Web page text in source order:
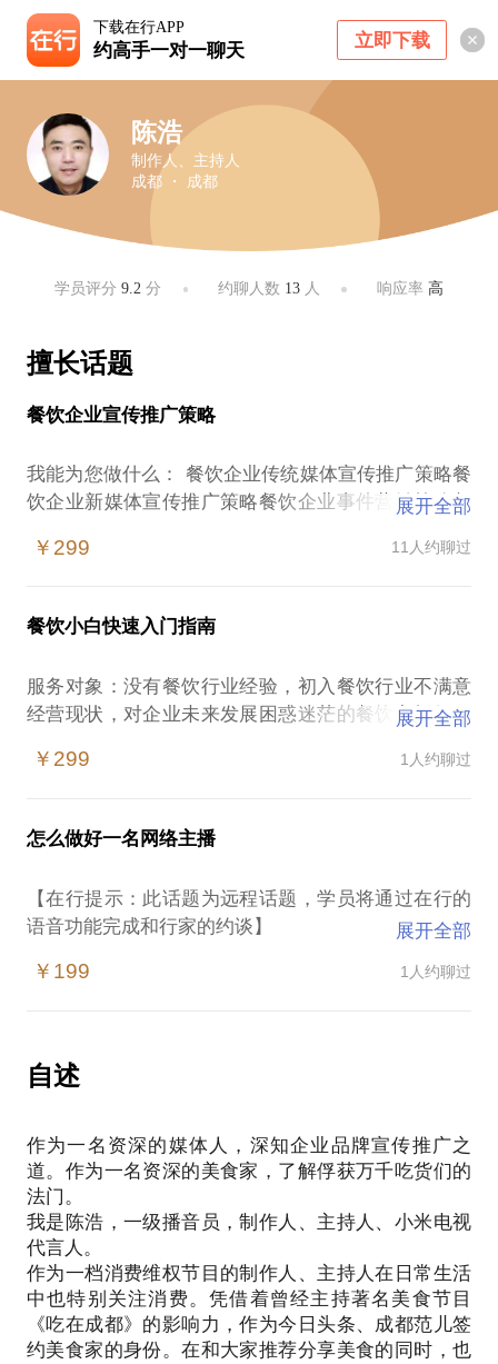
下载在行APP
约高手一对一聊天 立即下载
陈浩
制作人、主持人
成都 ・ 成都
学员评分9.2 分 约聊人数 13人 响应率 高
擅长话题
餐饮企业宣传推广策略
我能为您做什么： 餐饮企业传统媒体宣传推广策略餐
饮企业新媒体宣传推广策略餐饮企业事件营销策略餐
样优势：多年传统媒体工作、著名美食节目《吃在成
的媒体宣传今日头条、成都范儿签约美食家，以新媒
体实践经验为您选择最适合您的信媒体宣传四川著名
千吃货之前的桥梁全国十大民生品牌节目《非常投
诉》主播、成都市食品药品监督管理局义务投诉举报
员，告诉您如何通过优质服务牢牢俘获吃货们的心成
美食或相关资料因一小时时间有限，请提前准备好您
告诉你怎么样花最少的钱，让你的餐厅获得最大的宣
展开全部
￥299 11人约聊过
餐饮小白快速入门指南
服务对象：没有餐饮行业经验，初入餐饮行业不满意
经营现状，对企业未来发展困惑迷茫的餐饮老板们。
策略分析餐饮企业营销活动建议餐饮企业宣传营销策
节目《吃在成都》主播今日头条、成都范儿签约美食
家四川吃货著名组织《通吃帮》核心成员成都市食品
展开全部
￥299 1人约聊过
怎么做好一名网络主播
【在行提示：此话题为远程话题，学员将通过在行的
语音功能完成和行家的约谈】
（2）主播练习介绍。
（5）直播平台介绍。
一级播音员，14年媒体主持人工作经验，用我的专业
为你打造最适合你的网络主播之路。
曾担任四川省人民政府网站在线访谈主持人
展开全部
￥199 1人约聊过
自述
作为一名资深的媒体人，深知企业品牌宣传推广之
道。作为一名资深的美食家，了解俘获万千吃货们的
法门。
我是陈浩，一级播音员，制作人、主持人、小米电视
代言人。
作为一档消费维权节目的制作人、主持人在日常生活
中也特别关注消费。凭借着曾经主持著名美食节目
《吃在成都》的影响力，作为今日头条、成都范儿签
约美食家的身份。在和大家推荐分享美食的同时，也